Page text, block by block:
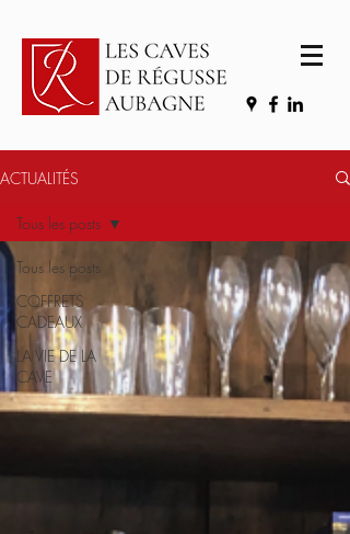
ACTUALITÉS
Tous les posts
COFFRETS
CADEAUX
LA VIE DE LA
CAVE
Tous les posts